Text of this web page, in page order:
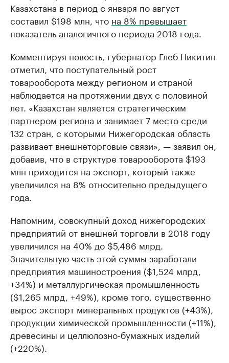
Казахстана в период с января по август
составил $198 млн, что на 8% превышает
показатель аналогичного периода 2018 года.
Комментируя новость, губернатор Глеб Никитин
отметил, что поступательный рост
товарооборота между регионом и страной
наблюдается на протяжении двух с половиной
лет. «Казахстан является стратегическим
партнером региона и занимает 7 место среди
132 стран, с которыми Нижегородская область
развивает внешнеторговые связи», — заявил он,
добавив, что в структуре товарооборота $193
млн приходится на экспорт, который также
увеличился на 8% относительно предыдущего
года.
Напомним, совокупный доход нижегородских
предприятий от внешней торговли в 2018 году
увеличился на 40% до $5,486 млрд.
Значительную часть этой суммы заработали
предприятия машиностроения ($1,524 млрд,
+34%) и металлургическая промышленность
($1,265 млрд, +49%), кроме того, существенно
вырос экспорт минеральных продуктов (+43%),
продукции химической промышленности (+11%),
древесины и целлюлозно-бумажных изделий
(+220%).